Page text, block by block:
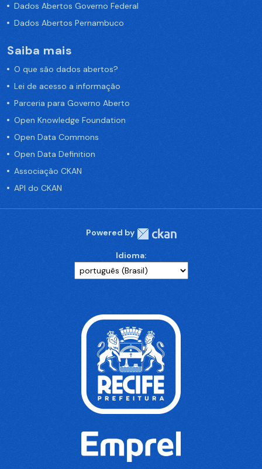
Dados Abertos Governo Federal
Dados Abertos Pernambuco
Saiba mais
O que são dados abertos?
Lei de acesso a informação
Parceria para Governo Aberto
Open Knowledge Foundation
Open Data Commons
Open Data Definition
Associação CKAN
API do CKAN
Powered by
Idioma